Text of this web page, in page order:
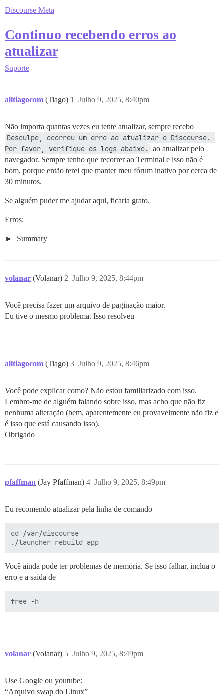
Discourse Meta
Continuo recebendo erros ao
atualizar
Suporte
alltiagocom (Tiago) Julho 9, 2025, 8:40pm
1
Não importa quantas vezes eu tente atualizar, sempre recebo
Desculpe, ocorreu um erro ao atualizar o Discourse.
Por favor, verifique os logs abaixo. ao atualizar pelo
navegador. Sempre tenho que recorrer ao Terminal e isso não é
bom, porque então terei que manter meu fórum inativo por cerca de
30 minutos.
Se alguém puder me ajudar aqui, ficaria grato.
Erros:
Summary
volanar (Volanar) Julho 9, 2025, 8:44pm
2
Você precisa fazer um arquivo de paginação maior.
Eu tive o mesmo problema. Isso resolveu
alltiagocom (Tiago) Julho 9, 2025, 8:46pm
3
Você pode explicar como? Não estou familiarizado com isso.
Lembro-me de alguém falando sobre isso, mas acho que não fiz
nenhuma alteração (bem, aparentemente eu provavelmente não fiz e
é isso que está causando isso).
Obrigado
pfaffman (Jay Pfaffman) Julho 9, 2025, 8:49pm
4
Eu recomendo atualizar pela linha de comando
cd /var/discourse
Você ainda pode ter problemas de memória. Se isso falhar, inclua o
erro e a saída de
volanar (Volanar) Julho 9, 2025, 8:49pm
5
Use Google ou youtube:
“Arquivo swap do Linux”